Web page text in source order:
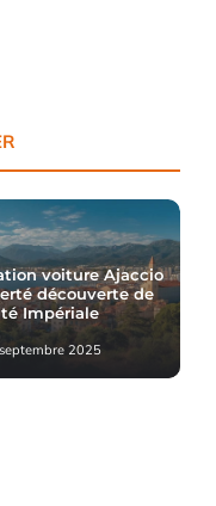
voiture Ajaccio
découverte de
Impériale
2025